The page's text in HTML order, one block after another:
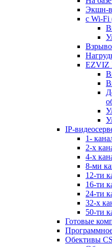
Экшн-
с Wi-Fi
EZVIZ
IP-
1-
2-х
4-х
8-ми
12-ти
16-ти
24-ти
32-х
50-ти
Готовые
Обективы CS